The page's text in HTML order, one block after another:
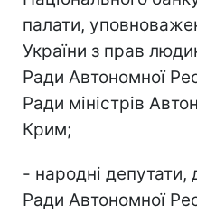
палати,
України з прав
Ради Автономної
Ради міністрів
Крим;
- народні депутати,
Ради Автономної